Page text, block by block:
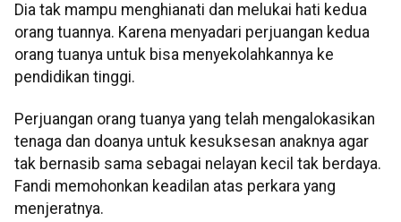
Dia tak mampu menghianati dan melukai hati kedua
orang tuannya. Karena menyadari perjuangan kedua
orang tuanya untuk bisa menyekolahkannya ke
pendidikan tinggi.
Perjuangan orang tuanya yang telah mengalokasikan
tenaga dan doanya untuk kesuksesan anaknya agar
tak bernasib sama sebagai nelayan kecil tak berdaya.
Fandi memohonkan keadilan atas perkara yang
menjeratnya.